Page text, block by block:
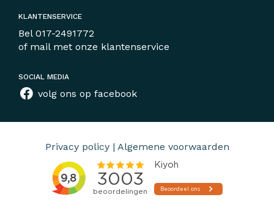
KLANTENSERVICE
Bel 017-2491772
of mail met onze klantenservice
SOCIAL MEDIA
volg ons op facebook
Privacy policy| Algemene voorwaarden